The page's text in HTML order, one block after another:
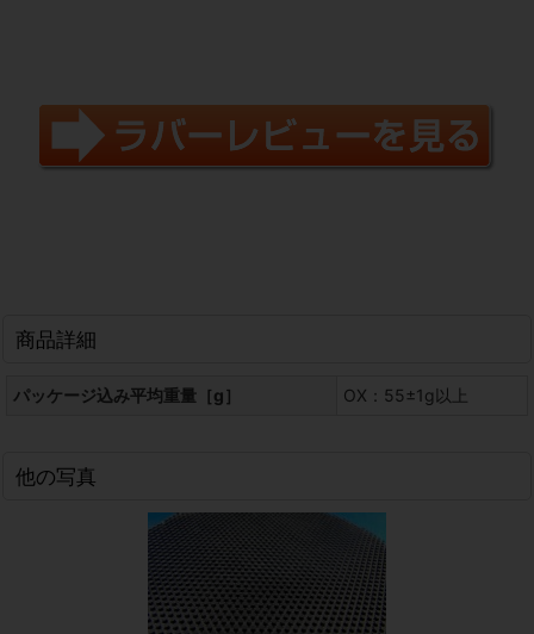
商品詳細
パッケージ込み平均重量［g］ OX：55±1g以上
他の写真